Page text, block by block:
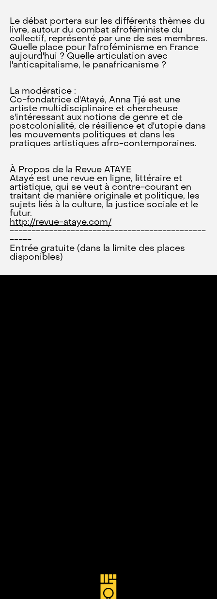
Le débat portera sur les différents thèmes du
livre, autour du combat afroféministe du
collectif, représenté par une de ses membres.
Quelle place pour l'afroféminisme en France
aujourd'hui ? Quelle articulation avec
l'anticapitalisme, le panafricanisme ?
La modératice :
Co-fondatrice d'Atayé, Anna Tjé est une
artiste multidisciplinaire et chercheuse
s'intéressant aux notions de genre et de
postcolonialité, de résilience et d'utopie dans
les mouvements politiques et dans les
pratiques artistiques afro-contemporaines.
À Propos de la Revue ATAYE
Atayé est une revue en ligne, littéraire et
artistique, qui se veut à contre-courant en
traitant de manière originale et politique, les
sujets liés à la culture, la justice sociale et le
futur.
http://revue-ataye.com/
---------------------------------------------
-----
Entrée gratuite (dans la limite des places
disponibles)